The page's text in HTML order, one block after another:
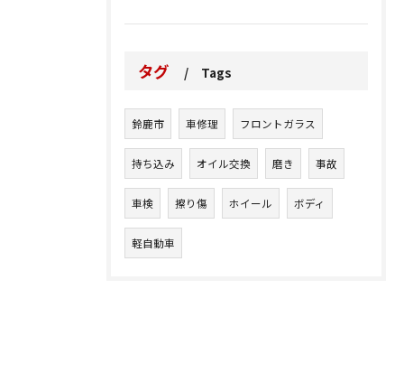
タグ Tags
鈴鹿市 車修理 フロントガラス
持ち込み オイル交換 磨き 事故
車検 擦り傷 ホイール ボディ
軽自動車